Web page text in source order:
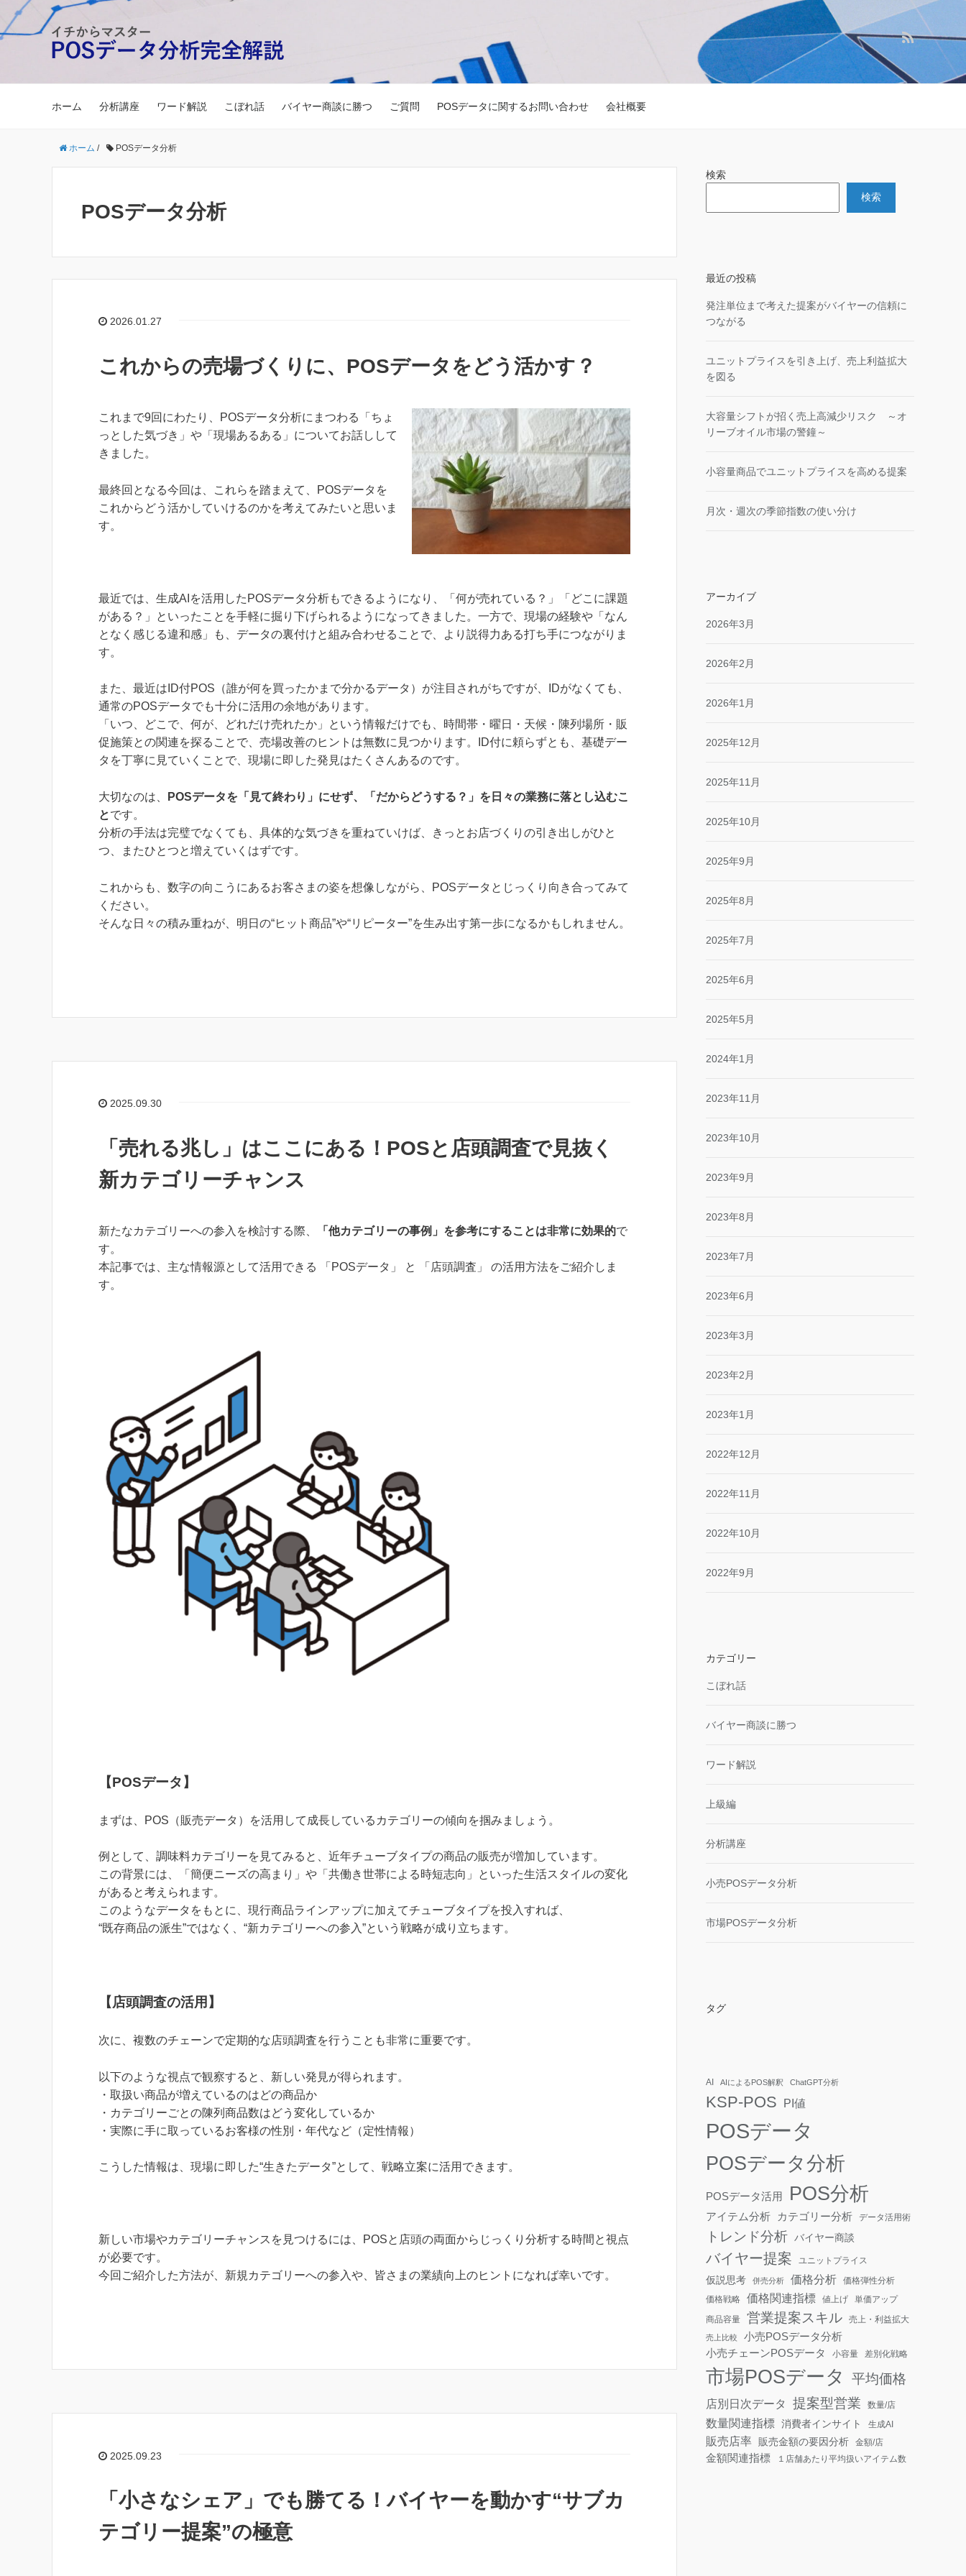
ホーム 分析講座 ワード解説 こぼれ話 バイヤー商談に勝つ ご質問 POSデータに関するお問い合わせ 会社概要
ホーム / POSデータ分析
POSデータ分析
2026.01.27
これからの売場づくりに、POSデータをどう活かす？
これまで9回にわたり、POSデータ分析にまつわる「ちょ
っとした気づき」や「現場あるある」についてお話しして
きました。
最終回となる今回は、これらを踏まえて、POSデータを
これからどう活かしていけるのかを考えてみたいと思いま
す。
最近では、生成AIを活用したPOSデータ分析もできるようになり、「何が売れている？」「どこに課題
がある？」といったことを手軽に掘り下げられるようになってきました。一方で、現場の経験や「なん
となく感じる違和感」も、データの裏付けと組み合わせることで、より説得力ある打ち手につながりま
す。
また、最近はID付POS（誰が何を買ったかまで分かるデータ）が注目されがちですが、IDがなくても、
通常のPOSデータでも十分に活用の余地があります。
「いつ、どこで、何が、どれだけ売れたか」という情報だけでも、時間帯・曜日・天候・陳列場所・販
促施策との関連を探ることで、売場改善のヒントは無数に見つかります。ID付に頼らずとも、基礎デー
タを丁寧に見ていくことで、現場に即した発見はたくさんあるのです。
大切なのは、
POSデータを「見て終わり」にせず、「だからどうする？」を日々の業務に落とし込むこ
とです。
分析の手法は完璧でなくても、具体的な気づきを重ねていけば、きっとお店づくりの引き出しがひと
つ、またひとつと増えていくはずです。
これからも、数字の向こうにあるお客さまの姿を想像しながら、POSデータとじっくり向き合ってみて
ください。
そんな日々の積み重ねが、明日の“ヒット商品”や“リピーター”を生み出す第一歩になるかもしれません。
2025.09.30
「売れる兆し」はここにある！POSと店頭調査で見抜く
新カテゴリーチャンス
新たなカテゴリーへの参入を検討する際、 「他カテゴリーの事例」を参考にすることは非常に効果的で
す。
本記事では、主な情報源として活用できる 「POSデータ」 と 「店頭調査」 の活用方法をご紹介しま
す。
【POSデータ】
まずは、POS（販売データ）を活用して成長しているカテゴリーの傾向を掴みましょう。
例として、調味料カテゴリーを見てみると、近年チューブタイプの商品の販売が増加しています。
この背景には、「簡便ニーズの高まり」や「共働き世帯による時短志向」といった生活スタイルの変化
があると考えられます。
このようなデータをもとに、現行商品ラインアップに加えてチューブタイプを投入すれば、
“既存商品の派生”ではなく、“新カテゴリーへの参入”という戦略が成り立ちます。
【店頭調査の活用】
次に、複数のチェーンで定期的な店頭調査を行うことも非常に重要です。
以下のような視点で観察すると、新しい発見が得られます。
・取扱い商品が増えているのはどの商品か
・カテゴリーごとの陳列商品数はどう変化しているか
・実際に手に取っているお客様の性別・年代など（定性情報）
こうした情報は、現場に即した“生きたデータ”として、戦略立案に活用できます。
新しい市場やカテゴリーチャンスを見つけるには、POSと店頭の両面からじっくり分析する時間と視点
が必要です。
今回ご紹介した方法が、新規カテゴリーへの参入や、皆さまの業績向上のヒントになれば幸いです。
2025.09.23
「小さなシェア」でも勝てる！バイヤーを動かす“サブカ
テゴリー提案”の極意
検索
検索
最近の投稿
発注単位まで考えた提案がバイヤーの信頼に
つながる
ユニットプライスを引き上げ、売上利益拡大
を図る
大容量シフトが招く売上高減少リスク ～オ
リーブオイル市場の警鐘～
小容量商品でユニットプライスを高める提案
月次・週次の季節指数の使い分け
アーカイブ
2026年3月
2026年2月
2026年1月
2025年12月
2025年11月
2025年10月
2025年9月
2025年8月
2025年7月
2025年6月
2025年5月
2024年1月
2023年11月
2023年10月
2023年9月
2023年8月
2023年7月
2023年6月
2023年3月
2023年2月
2023年1月
2022年12月
2022年11月
2022年10月
2022年9月
カテゴリー
こぼれ話
バイヤー商談に勝つ
ワード解説
上級編
分析講座
小売POSデータ分析
市場POSデータ分析
タグ
AI AIによるPOS解釈 ChatGPT分析
KSP-POS PI値
POSデータ
POSデータ分析
POSデータ活用 POS分析
アイテム分析 カテゴリー分析 データ活用術
トレンド分析 バイヤー商談
バイヤー提案 ユニットプライス
仮説思考 併売分析 価格分析
価格弾性分析
価格戦略
価格関連指標 値上げ
単価アップ
商品容量
営業提案スキル 売上・利益拡大
売上比較
小売POSデータ分析
小売チェーンPOSデータ
小容量 差別化戦略
市場POSデータ 平均価格
店別日次データ 提案型営業 数量/店
数量関連指標 消費者インサイト 生成AI
販売店率 販売金額の要因分析 金額/店
金額関連指標 １店舗あたり平均扱いアイテム数